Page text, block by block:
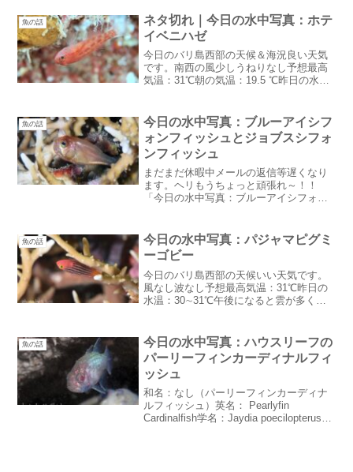
準備必要かも元スタッフは宝昨日からGW
のフルブックとなりました...
魚の話
ネタ切れ｜今日の水中写真：ホテ
イベニハゼ
今日のバリ島西部の天候＆海況良い天気
です。南西の風少しうねりなし予想最高
気温：31℃朝の気温：19.5 ℃昨日の水
ネタ切れ今日もそこそこ涼しい日なので
すが今日もエアコ...
魚の話
今日の水中写真：ブルーアイシフ
ォンフィッシュとジョブスシフォ
ンフィッシュ
まだまだ休暇中メールの返信等遅くなり
ます。ヘリもうちょっと頑張れ～！！
「今日の水中写真：ブルーアイシフォン
の仲間まずはブルーアイシフォンフィッ
シュブルーアイシフォンフィ...
魚の話
今日の水中写真：パジャマピグミ
ーゴビー
今日のバリ島西部の天候いい天気です。
風なし波なし予想最高気温：31℃昨日の
水温：30∼31℃午後になると雲が多くな
なりました。痛みで寝られなかった・・
飲みたくないけど今...
魚の話
今日の水中写真：ハウスリーフの
パーリーフィンカーディナルフィ
ッシュ
和名：なし（パーリーフィンカーディナ
ルフィッシュ）英名： Pearlyfin
Cardinalfish学名：Jaydia poecilopterusハ